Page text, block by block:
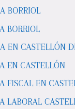
BORRIOL
BORRIOL
EN CASTELLÓN
EN CASTELLÓN
FISCAL EN
LABORAL